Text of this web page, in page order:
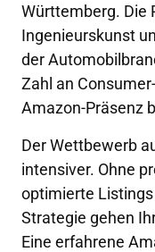
Württemberg. Die
Ingenieurskunst
der
Zahl an
Amazon-Präsenz
Der Wettbewerb
intensiver. Ohne
optimierte
Strategie gehen
Eine erfahrene